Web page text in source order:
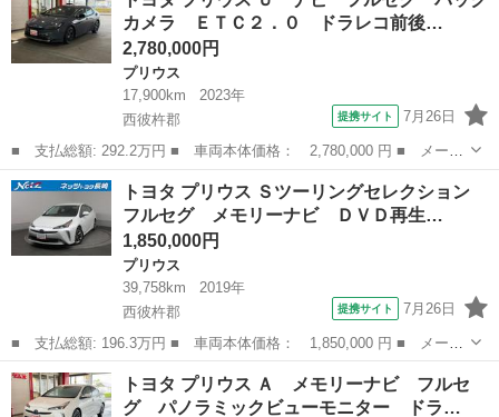
記録簿 電動格納...カメラ ＥＴＣ２．０ ドラレコ前後…
2,780,000円
プリウス
17,900km
2023年
西彼杵郡
提携サイト 7月26日
■ 支払総額: 292.2万円 ■ 車両本体価格： 2,780,000 円 ■ メーカ
ー名： トヨタ ■ 車種名： プリウス ■ グレード名： Ｕ ナ
ビ フルセグ バックカメラ ＥＴＣ２．０ ドラレコ前後 シート
ヒーター ...
長崎 西彼杵郡 プリウス
トヨタ プリウス Ｓツーリングセレクション
フルセグ メモリーナビ ＤＶＤ再生…
1,850,000円
プリウス
39,758km
2019年
西彼杵郡
提携サイト 7月26日
■ 支払総額: 196.3万円 ■ 車両本体価格： 1,850,000 円 ■ メーカ
ー名： トヨタ ■ 車種名： プリウス ■ グレード名： Ｓツーリ
ングセレクション フルセグ メモリーナビ ＤＶＤ再生 ミュージ
ックプレ...
長崎 西彼杵郡 プリウス
トヨタ プリウス Ａ メモリーナビ フルセ
グ パノラミックビューモニター ドラ…